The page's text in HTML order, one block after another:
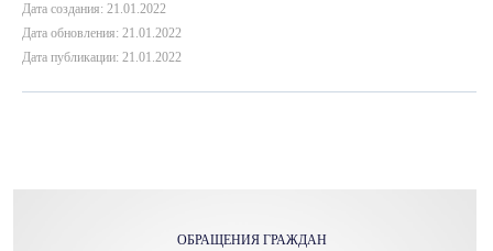
Дата создания: 21.01.2022
Дата обновления: 21.01.2022
Дата публикации: 21.01.2022
ОБРАЩЕНИЯ ГРАЖДАН